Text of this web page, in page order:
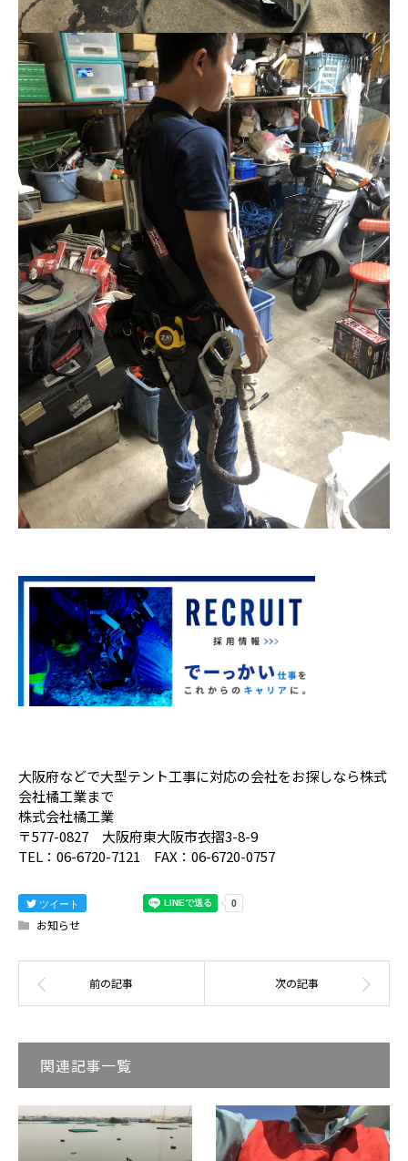
大阪府などで大型テント工事に対応の会社をお探しなら株式
会社橘工業まで
株式会社橘工業
〒577-0827 大阪府東大阪市衣摺3-8-9
TEL：06-6720-7121 FAX：06-6720-0757
ツイート
お知らせ
関連記事一覧